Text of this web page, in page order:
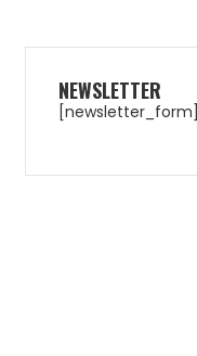
NEWSLETTER
[newsletter_form]